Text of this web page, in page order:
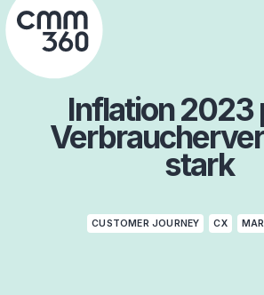
Skip
to
content
Inflation 2023
stark
CUSTOMER JOURNEY CX